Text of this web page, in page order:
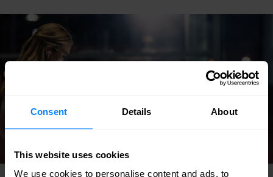
Consent Details About
This website uses cookies
We use cookies to personalise content and ads, to